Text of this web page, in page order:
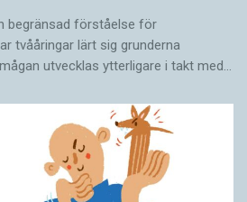
begränsad förståelse för
tvååringar lärt sig grunderna
utvecklas ytterligare i takt med…